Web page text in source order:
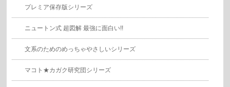
プレミア保存版シリーズ
ニュートン式 超図解 最強に面白い!!
文系のためのめっちゃやさしいシリーズ
マコト★カガク研究団シリーズ